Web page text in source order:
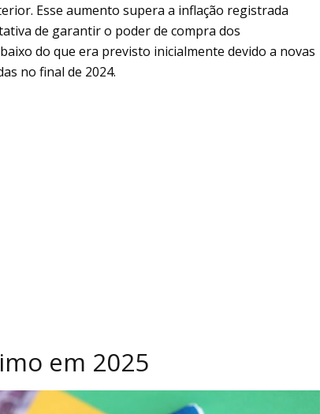
Esse aumento supera a inflação registrada
de garantir o poder de compra dos
do que era previsto inicialmente devido a novas
no final de 2024.
em 2025